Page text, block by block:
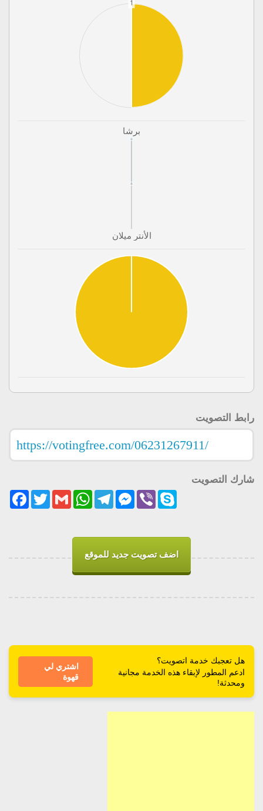
رابط التصويت
شارك التصويت
TwitterGmail
WhatsAppTelegram
Messenger ViberSkype
اضف تصويت جديد للموقع
هل تعجبك خدمة اتصويت؟
ادعم المطور لإبقاء هذه الخدمة مجانية
ومحدثة!
اشتري لي
قهوة